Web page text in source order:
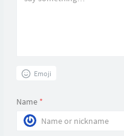
Emoji
Name *